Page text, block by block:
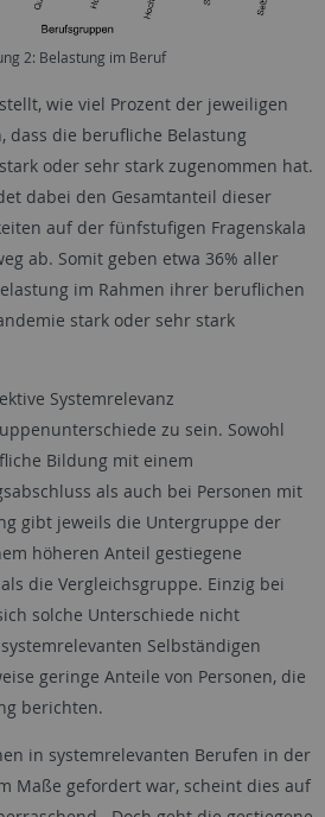
2: Belastung im Beruf
wie viel Prozent der jeweiligen
dass die berufliche Belastung
oder sehr stark zugenommen hat.
dabei den Gesamtanteil dieser
auf der fünfstufigen Fragenskala
ab. Somit geben etwa 36% aller
im Rahmen ihrer beruflichen
stark oder sehr stark
Systemrelevanz
zu sein. Sowohl
Bildung mit einem
als auch bei Personen mit
gibt jeweils die Untergruppe der
höheren Anteil gestiegene
die Vergleichsgruppe. Einzig bei
solche Unterschiede nicht
Selbständigen
geringe Anteile von Personen, die
berichten.
in systemrelevanten Berufen in der
Maße gefordert war, scheint dies auf